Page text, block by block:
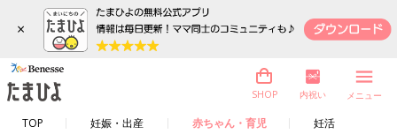
×
TOP 妊娠・出産 赤ちゃん・育児 妊活
SHOP 内祝い メニュー